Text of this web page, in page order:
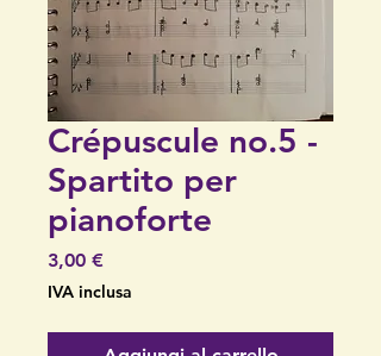
Crépuscule no.5 -
Spartito per
pianoforte
3,00 €
IVA inclusa